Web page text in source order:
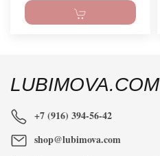
LUBIMOVA.COM
+7 (916) 394-56-42
shop@lubimova.com